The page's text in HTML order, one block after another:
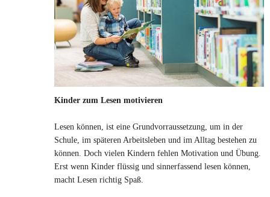
Kinder zum Lesen motivieren
Lesen können, ist eine Grundvorraussetzung, um in der
Schule, im späteren Arbeitsleben und im Alltag bestehen zu
können. Doch vielen Kindern fehlen Motivation und Übung.
Erst wenn Kinder flüssig und sinnerfassend lesen können,
macht Lesen richtig Spaß.